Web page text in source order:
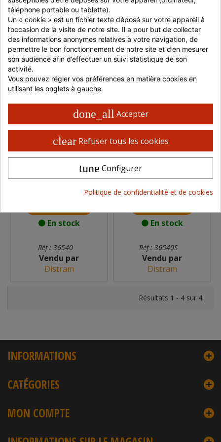
En stock
Réf : 4512
Vendu par
Distram
Réf : 4423
Vendu parSnackin
Market
GALETTES DE
POMMES DE TERRE
SURGELÉES 2,5 KG -...
Colis de 4 sachets de
En stock
Réf : 36540
Vendu par
Distram
GALETTES DE POMME
DE TERRE SURGELÉES
2,5 KG
Sachets de 2,5 kg
En stock
Réf : 36540S
Vendu par
Distram
Résultats 1 - 4 sur 4.
INFORMATIONS
CATÉGORIES
MON COMPTE
téléphone portable ou tablette).
Un « cookie » est un fichier texte déposé sur votre appareil à
l’occasion de la visite de notre site. Il a pour but de collecter
des informations anonymes relatives à votre navigation, de
permettre le bon fonctionnement de notre site et d’en mesurer
son audience afin d’effectuer un suivi statistique de son
activité.
Vous pouvez régler vos préférences en matière cookies en
utilisant les onglets à gauche.
done_all Accepter
clear Refuser tous les cookies
tune Configurer
Politique de confidentialité et de cookies